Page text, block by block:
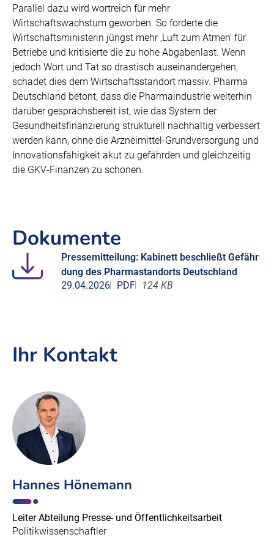
Parallel dazu wird wortreich für mehr
Wirtschaftswachstum geworben. So forderte die
Wirtschaftsministerin jüngst mehr ‚Luft zum Atmen‘ für
Betriebe und kritisierte die zu hohe Abgabenlast. Wenn
jedoch Wort und Tat so drastisch auseinandergehen,
schadet dies dem Wirtschaftsstandort massiv. Pharma
Deutschland betont, dass die Pharmaindustrie weiterhin
darüber gesprächsbereit ist, wie das System der
Gesundheitsfinanzierung strukturell nachhaltig verbessert
werden kann, ohne die Arzneimittel-Grundversorgung und
Innovationsfähigkeit akut zu gefährden und gleichzeitig
die GKV-Finanzen zu schonen.
Dokumente
Pressemitteilung: Kabinett beschließt Gefähr
dung des Pharmastandorts Deutschland
29.04.2026
PDF 124 KB
Ihr Kontakt
Hannes Hönemann
Leiter Abteilung Presse- und Öffentlichkeitsarbeit
Politikwissenschaftler